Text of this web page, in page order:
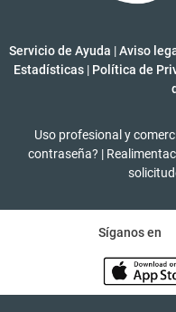
Servicio de Ayuda |Aviso
Estadísticas | Política de
Uso profesional y
contraseña? |
Síganos en